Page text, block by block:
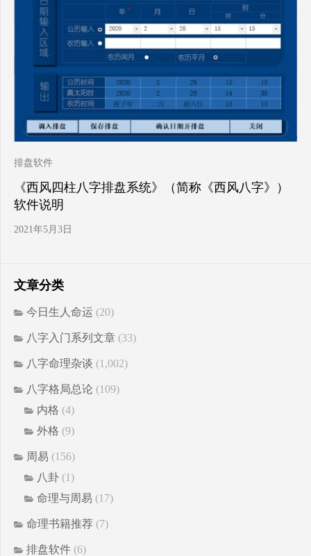
排盘软件
《西风四柱八字排盘系统》（简称《西风八字》）
软件说明
2021年5月3日
文章分类
今日生人命运 (20)
八字入门系列文章 (33)
八字命理杂谈 (1,002)
八字格局总论 (109)
内格 (4)
外格 (9)
周易 (156)
八卦 (1)
命理与周易 (17)
命理书籍推荐 (7)
排盘软件 (6)